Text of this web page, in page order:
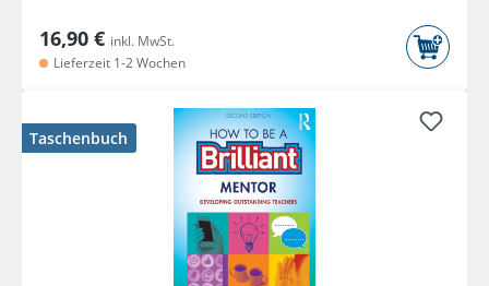
16,90 € inkl. MwSt.
Lieferzeit 1-2 Wochen
Taschenbuch